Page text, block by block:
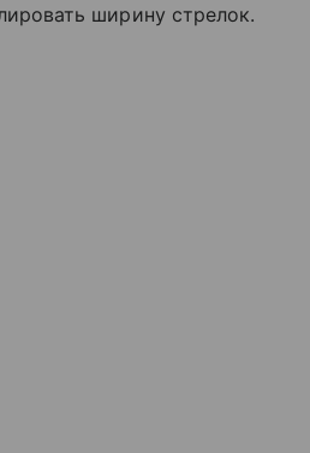
ширину стрелок.